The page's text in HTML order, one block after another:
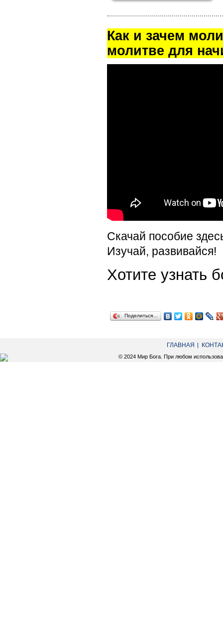
Как и зачем
молитве для
Скачай пособие
Изучай, развивайся!
Хотите
Поделиться…
ГЛАВНАЯ
© 2024 Мир Бога. При любом